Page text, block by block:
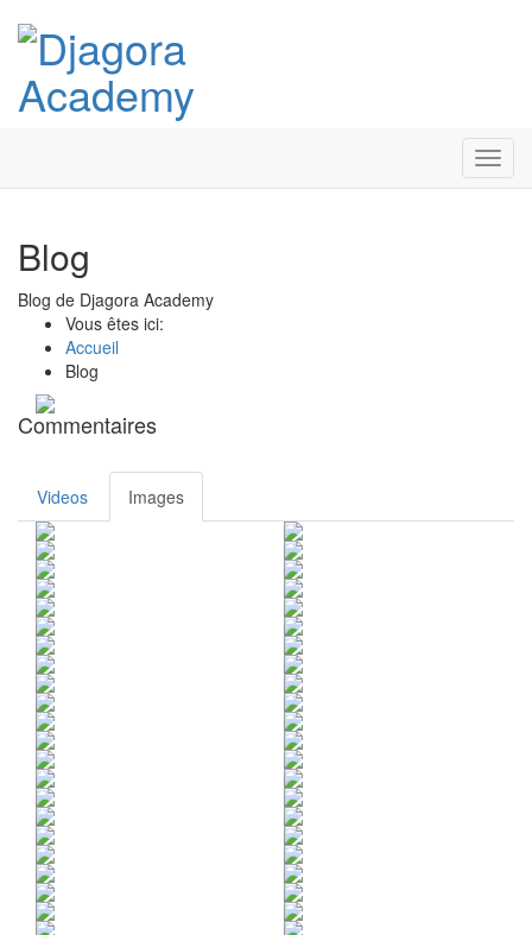
Blog
Blog de Djagora Academy
Vous êtes ici:
Accueil
Blog
Commentaires
Videos Images